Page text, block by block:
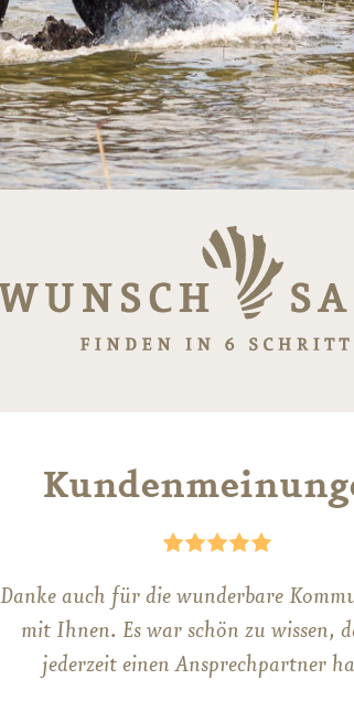
Danke auch für die wunderbare
mit Ihnen. Es war schön zu wissen,
jederzeit einen Ansprechpartner